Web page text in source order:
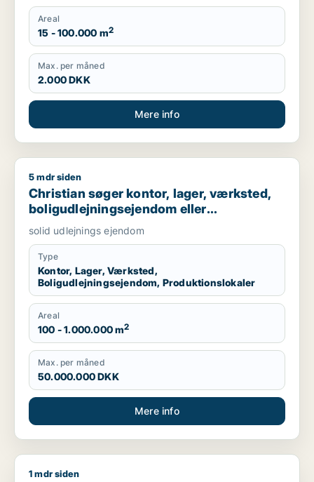
Areal
15 - 100.000 m2
Max. per måned
2.000 DKK
Mere info
Christian søger kontor, lager, værksted,
5 mdr siden
Christian søger kontor, lager, værksted,
boligudlejningsejendom eller
produktionslokaler til salg i Nordsjælland,
Roskilde eller Holbæk
solid udlejnings ejendom
Type
Kontor, Lager, Værksted,
Boligudlejningsejendom, Produktionslokaler
Areal
100 - 1.000.000 m2
Max. per måned
50.000.000 DKK
Mere info
Moustafa søger lager, værksted eller garage til leje i Greve,
1 mdr siden